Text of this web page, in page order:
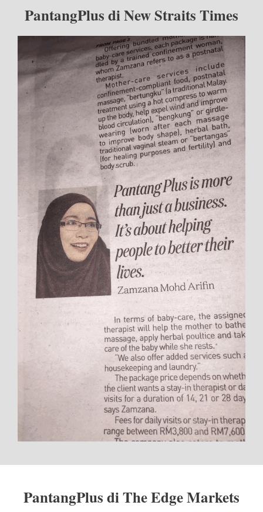
PantangPlus di New Straits Times
PantangPlus di The Edge Markets